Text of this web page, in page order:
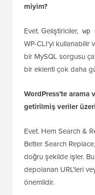
miyim?
Evet. Geliştiriciler, wp
WP-CLI'yi kullanabilir
bir MySQL sorgusu
bir eklenti çok daha
WordPress'te arama
getirilmiş veriler
Evet. Hem Search &
Better Search
doğru şekilde işler.
depolanan URL'leri
önemlidir.